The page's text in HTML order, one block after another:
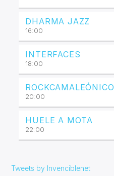
DHARMA JAZZ
16:00
INTERFACES
18:00
ROCKCAMALEÓNICO
20:00
HUELE A MOTA
22:00
Tweets by Invenciblenet